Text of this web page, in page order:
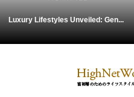
Luxury Lifestyles Unveiled: Gen...